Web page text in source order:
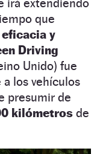
que
eficacia y
Driving
Unido) fue
a los vehículos
presumir de
kilómetros de